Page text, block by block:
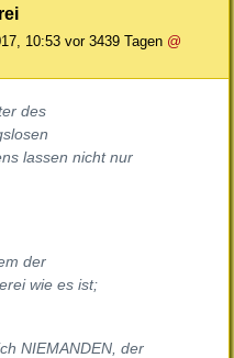
10:53 vor 3439 Tagen @
des
lassen nicht nur
der
wie es ist;
NIEMANDEN, der